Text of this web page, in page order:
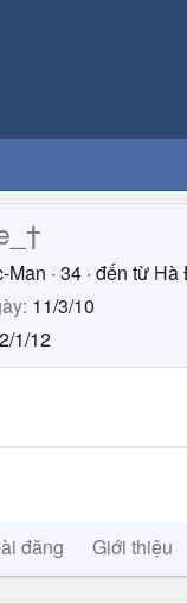
Man · 34 · đến từ Hà
11/3/10
1/12
đăng Giới thiệu